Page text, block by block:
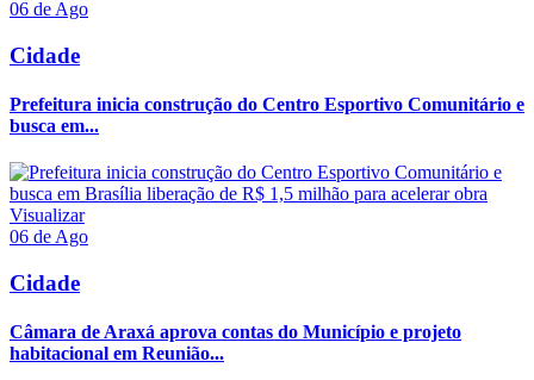
06 de Ago
Cidade
Prefeitura inicia construção do Centro Esportivo Comunitário e
busca em...
Visualizar
06 de Ago
Cidade
Câmara de Araxá aprova contas do Município e projeto
habitacional em Reunião...